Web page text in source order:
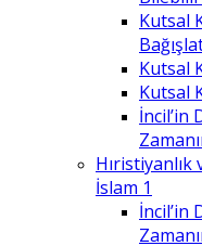
Kutsal
Kutsal
Kutsal
İncil’in
Hıristiyanlık
İslam 1
İncil’in